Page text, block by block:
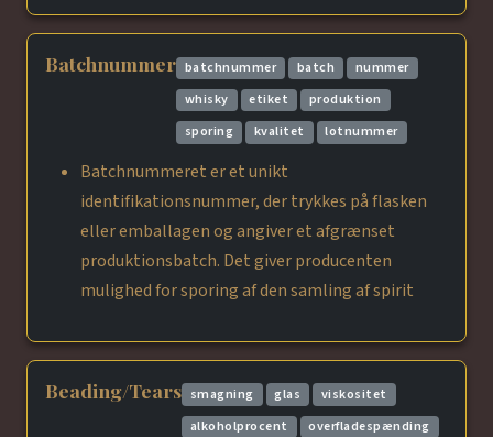
Batchnummer batchnummer batch
nummer
whisky
etiket
produktion
sporing
kvalitet lotnummer
Batchnummeret er et unikt
identifikationsnummer, der trykkes på flasken
eller emballagen og angiver et afgrænset
produktionsbatch. Det giver producenten
mulighed for sporing af den samling af spirit
Beading/Tears smagning glas
viskositet
alkoholprocent
overfladespænding